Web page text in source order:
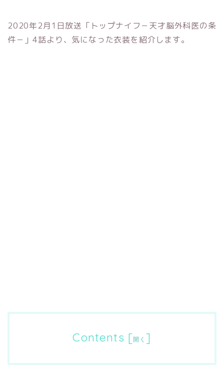
2020年2月1日放送「トップナイフ－天才脳外科医の条
件－」4話より、気になった衣装を紹介します。
Contents [開く ]